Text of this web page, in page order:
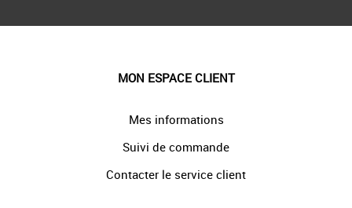
MON ESPACE CLIENT
Mes informations
Suivi de commande
Contacter le service client